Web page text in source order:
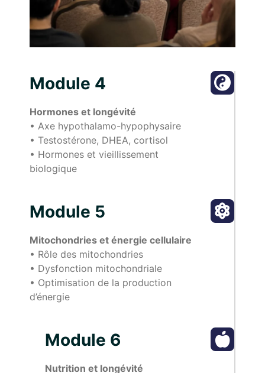
Module 4
Hormones et longévité
•⁠ ⁠Axe hypothalamo-hypophysaire
•⁠ ⁠Testostérone, DHEA, cortisol
•⁠ ⁠Hormones et vieillissement
biologique
Module 5
Mitochondries et énergie cellulaire
•⁠ ⁠Rôle des mitochondries
•⁠ ⁠Dysfonction mitochondriale
•⁠ ⁠Optimisation de la production
d’énergie
Module 6
Nutrition et longévité